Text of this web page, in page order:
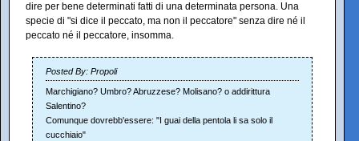
dire per bene determinati fatti di una determinata persona. Una
specie di "si dice il peccato, ma non il peccatore" senza dire né il
peccato né il peccatore, insomma.
Posted By: Propoli
Marchigiano? Umbro? Abruzzese? Molisano? o addirittura
Salentino?
Comunque dovrebb'essere: "I guai della pentola li sa solo il
cucchiaio"